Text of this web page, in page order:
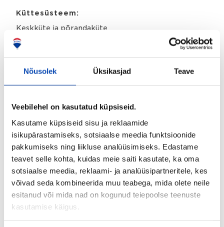
Nõusolek Üksikasjad Teave
Veebilehel on kasutatud küpsiseid.
Kasutame küpsiseid sisu ja reklaamide
isikupärastamiseks, sotsiaalse meedia funktsioonide
pakkumiseks ning liikluse analüüsimiseks. Edastame
teavet selle kohta, kuidas meie saiti kasutate, ka oma
sotsiaalse meedia, reklaami- ja analüüsipartneritele, kes
võivad seda kombineerida muu teabega, mida olete neile
esitanud või mida nad on kogunud teiepoolse teenuste
kasutamise käigus.
Küttesüsteem:
Keskküte ja põrandaküte
Kas objektil on energiamärgis?:
Puudub
Kaart